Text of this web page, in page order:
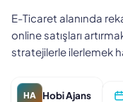
E-Ticaret alanında
online satışları
stratejilerle ilerlemek
HA Hobi Ajans